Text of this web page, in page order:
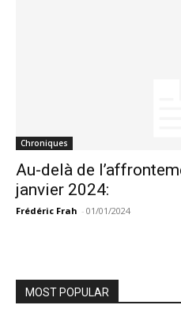
Chroniques
Au-delà de
janvier 2024:
Frédéric Frah - 01/01/2024
MOST POPULAR